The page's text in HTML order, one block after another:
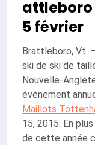
attleboro
5 février
Brattleboro, Vt.
ski de ski de
Nouvelle-
événement
Maillots
15, 2015. En
de cette année